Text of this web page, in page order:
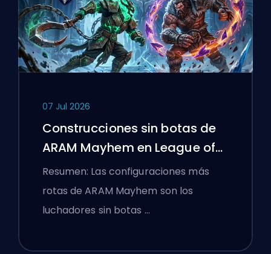
07 Jul 2026
Construcciones sin botas de
ARAM Mayhem en League of
Legends
Resumen: Las configuraciones más
rotas de ARAM Mayhem son los
luchadores sin botas …